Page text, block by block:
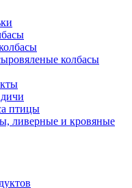
колбасы
птицы
ливерные и кровяные